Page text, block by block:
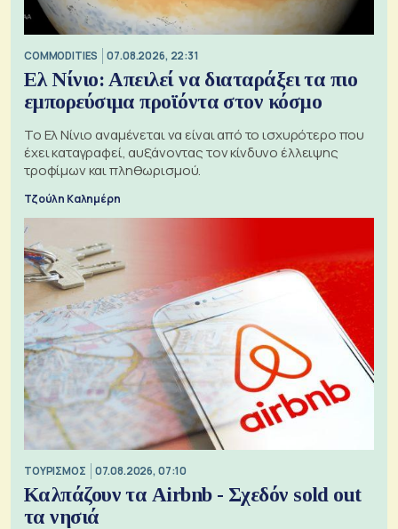
COMMODITIES 07.08.2026, 22:31
Ελ Νίνιο: Απειλεί να διαταράξει τα πιο
εμπορεύσιμα προϊόντα στον κόσμο
Το Ελ Νίνιο αναμένεται να είναι από το ισχυρότερο που
έχει καταγραφεί, αυξάνοντας τον κίνδυνο έλλειψης
τροφίμων και πληθωρισμού.
Τζούλη Καλημέρη
ΤΟΥΡΙΣΜΟΣ 07.08.2026, 07:10
Καλπάζουν τα Airbnb - Σχεδόν sold out
τα νησιά